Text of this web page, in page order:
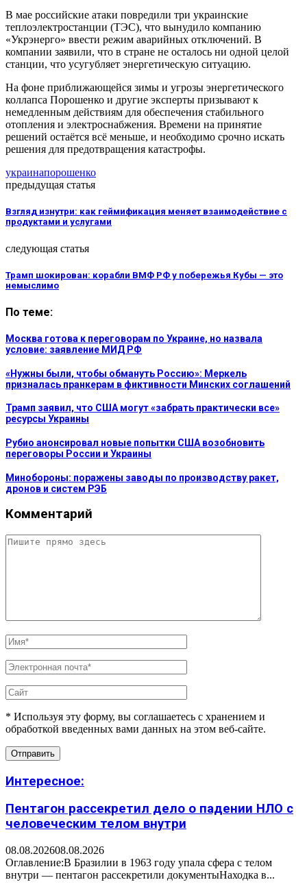
В мае российские атаки повредили три украинские
теплоэлектростанции (ТЭС), что вынудило компанию
«Укрэнерго» ввести режим аварийных отключений. В
компании заявили, что в стране не осталось ни одной целой
станции, что усугубляет энергетическую ситуацию.
На фоне приближающейся зимы и угрозы энергетического
коллапса Порошенко и другие эксперты призывают к
немедленным действиям для обеспечения стабильного
отопления и электроснабжения. Времени на принятие
решений остаётся всё меньше, и необходимо срочно искать
решения для предотвращения катастрофы.
украинапорошенко
предыдущая статья
Взгляд изнутри: как геймификация меняет взаимодействие с
продуктами и услугами
следующая статья
Трамп шокирован: корабли ВМФ РФ у побережья Кубы — это
немыслимо
По теме:
Москва готова к переговорам по Украине, но назвала
условие: заявление МИД РФ
«Нужны были, чтобы обмануть Россию»: Меркель
призналась пранкерам в фиктивности Минских соглашений
Трамп заявил, что США могут «забрать практически все»
ресурсы Украины
Рубио анонсировал новые попытки США возобновить
переговоры России и Украины
Минобороны: поражены заводы по производству ракет,
дронов и систем РЭБ
Комментарий
* Используя эту форму, вы соглашаетесь с хранением и
обработкой введенных вами данных на этом веб-сайте.
Интересное:
Пентагон рассекретил дело о падении НЛО с
человеческим телом внутри
08.08.202608.08.2026
Оглавление:В Бразилии в 1963 году упала сфера с телом
внутри — пентагон рассекретили документыНаходка в...